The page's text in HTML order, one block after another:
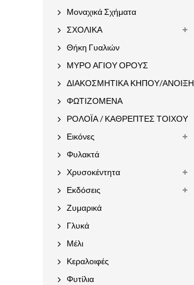
Μοναχικά Σχήματα
ΣΧΟΛΙΚΑ
Θήκη Γυαλιών
ΜΥΡΟ ΑΓΙΟΥ ΟΡΟΥΣ
ΔΙΑΚΟΣΜΗΤΙΚΑ ΚΗΠΟΥ/ΑΝΟΙΞΗ
ΦΩΤΙΖΟΜΕΝΑ
ΡΟΛΟΪΑ / ΚΑΘΡΕΠΤΕΣ ΤΟΙΧΟΥ
Εικόνες
Φυλακτά
Χρυσοκέντητα
Εκδόσεις
Ζυμαρικά
Γλυκά
Μέλι
Κεραλοιφές
Φυτίλια